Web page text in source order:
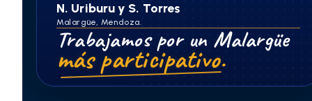
N. Uriburu y S. Torres
Malargüe, Mendoza.
Trabajamos por un Malargüe
más participativo.